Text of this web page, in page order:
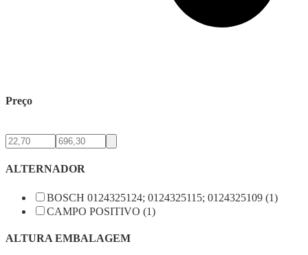
Preço
ALTERNADOR
BOSCH 0124325124; 0124325115; 0124325109 (1)
CAMPO POSITIVO (1)
ALTURA EMBALAGEM